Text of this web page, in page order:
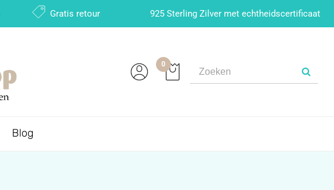
Gratis retour 925 Sterling Zilver met echtheidscertificaat
0
Blog